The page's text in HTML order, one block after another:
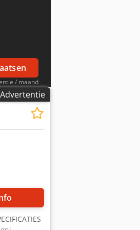
en
/ maand
Advertentie